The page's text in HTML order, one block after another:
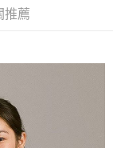
推薦